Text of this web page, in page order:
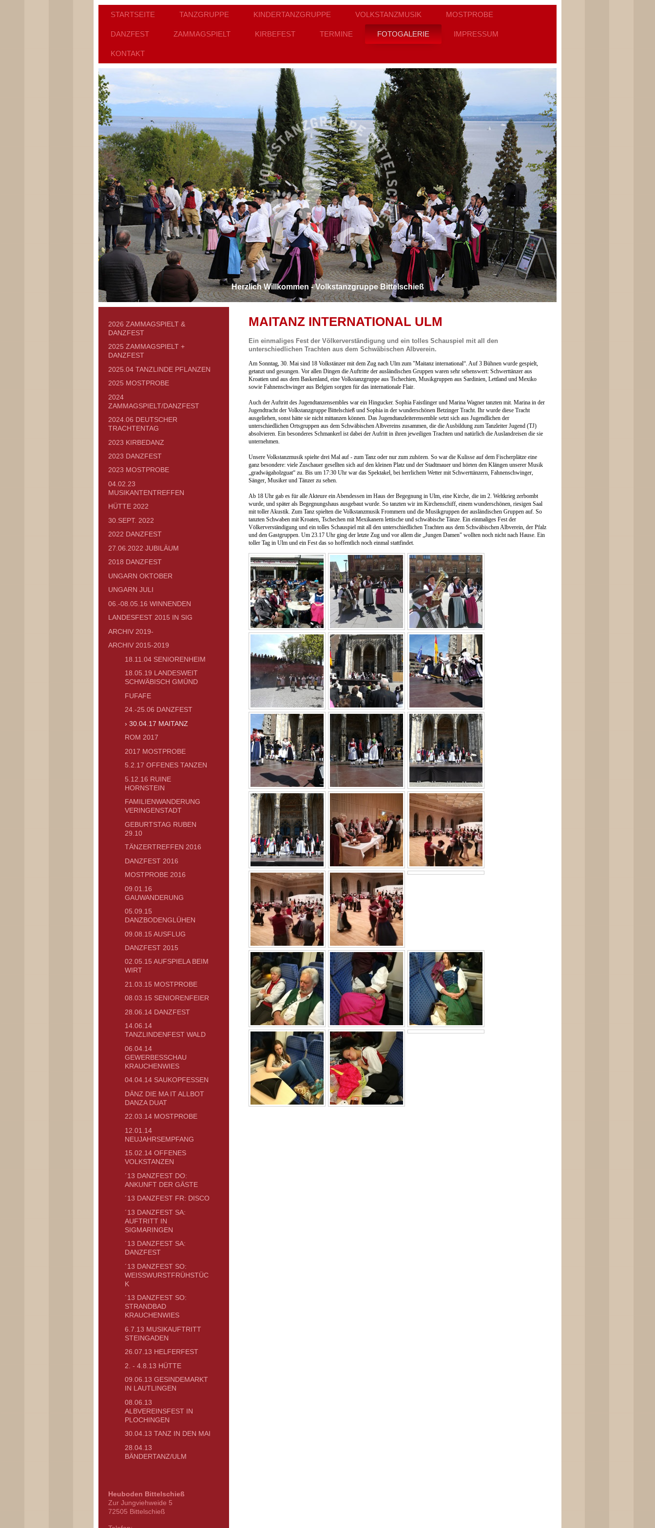
STARTSEITE TANZGRUPPE KINDERTANZGRUPPE VOLKSTANZMUSIK MOSTPROBE
DANZFEST ZAMMAGSPIELT KIRBEFEST TERMINE FOTOGALERIE IMPRESSUM
KONTAKT
Herzlich Willkommen - Volkstanzgruppe Bittelschieß
MAITANZ INTERNATIONAL ULM
Ein einmaliges Fest der Völkerverständigung und ein tolles Schauspiel mit all den
unterschiedlichen Trachten aus dem Schwäbischen Albverein.
Am Sonntag, 30. Mai sind 18 Volkstänzer mit dem Zug nach Ulm zum "Maitanz international“. Auf 3 Bühnen wurde gespielt,
getanzt und gesungen. Vor allen Dingen die Auftritte der ausländischen Gruppen waren sehr sehenswert: Schwerttänzer aus
Kroatien und aus dem Baskenland, eine Volkstanzgruppe aus Tschechien, Musikgruppen aus Sardinien, Lettland und Mexiko
sowie Fahnenschwinger aus Belgien sorgten für das internationale Flair.
Auch der Auftritt des Jugendtanzensembles war ein Hingucker. Sophia Faistlinger und Marina Wagner tanzten mit. Marina in der
Jugendtracht der Volkstanzgruppe Bittelschieß und Sophia in der wunderschönen Betzinger Tracht. Ihr wurde diese Tracht
ausgeliehen, sonst hätte sie nicht mittanzen können. Das Jugendtanzleiterensemble setzt sich aus Jugendlichen der
unterschiedlichen Ortsgruppen aus dem Schwäbischen Albvereins zusammen, die die Ausbildung zum Tanzleiter Jugend (TJ)
absolvieren. Ein besonderes Schmankerl ist dabei der Aufritt in ihren jeweiligen Trachten und natürlich die Auslandreisen die sie
unternehmen.
Unsere Volkstanzmusik spielte drei Mal auf - zum Tanz oder nur zum zuhören. So war die Kulisse auf dem Fischerplätze eine
ganz besondere: viele Zuschauer gesellten sich auf den kleinen Platz und der Stadtmauer und hörten den Klängen unserer Musik
„gradwägaholzguat“ zu. Bis um 17:30 Uhr war das Spektakel, bei herrlichem Wetter mit Schwerttänzern, Fahnenschwinger,
Sänger, Musiker und Tänzer zu sehen.
Ab 18 Uhr gab es für alle Akteure ein Abendessen im Haus der Begegnung in Ulm, eine Kirche, die im 2. Weltkrieg zerbombt
wurde, und später als Begegnungshaus ausgebaut wurde. So tanzten wir im Kirchenschiff, einem wunderschönen, riesigen Saal
mit toller Akustik. Zum Tanz spielten die Volkstanzmusik Frommern und die Musikgruppen der ausländischen Gruppen auf. So
tanzten Schwaben mit Kroaten, Tschechen mit Mexikanern lettische und schwäbische Tänze. Ein einmaliges Fest der
Völkerverständigung und ein tolles Schauspiel mit all den unterschiedlichen Trachten aus dem Schwäbischen Albverein, der Pfalz
und den Gastgruppen. Um 23.17 Uhr ging der letzte Zug und vor allem die „Jungen Damen" wollten noch nicht nach Hause. Ein
toller Tag in Ulm und ein Fest das so hoffentlich noch einmal stattfindet.
2026 ZAMMAGSPIELT &
DANZFEST
2025 ZAMMAGSPIELT +
DANZFEST
2025.04 TANZLINDE PFLANZEN
2025 MOSTPROBE
2024
ZAMMAGSPIELT/DANZFEST
2024.06 DEUTSCHER
TRACHTENTAG
2023 KIRBEDANZ
2023 DANZFEST
2023 MOSTPROBE
04.02.23
MUSIKANTENTREFFEN
HÜTTE 2022
30.SEPT. 2022
2022 DANZFEST
27.06.2022 JUBILÄUM
2018 DANZFEST
UNGARN OKTOBER
UNGARN JULI
06.-08.05.16 WINNENDEN
LANDESFEST 2015 IN SIG
ARCHIV 2019-
ARCHIV 2015-2019
18.11.04 SENIORENHEIM
18.05.19 LANDESWEIT
SCHWÄBISCH GMÜND
FUFAFE
24.-25.06 DANZFEST
30.04.17 MAITANZ
ROM 2017
2017 MOSTPROBE
5.2.17 OFFENES TANZEN
5.12.16 RUINE
HORNSTEIN
FAMILIENWANDERUNG
VERINGENSTADT
GEBURTSTAG RUBEN
29.10
TÄNZERTREFFEN 2016
DANZFEST 2016
MOSTPROBE 2016
09.01.16
GAUWANDERUNG
05.09.15
DANZBODENGLÜHEN
09.08.15 AUSFLUG
DANZFEST 2015
02.05.15 AUFSPIELA BEIM
WIRT
21.03.15 MOSTPROBE
08.03.15 SENIORENFEIER
28.06.14 DANZFEST
14.06.14
TANZLINDENFEST WALD
06.04.14
GEWERBESSCHAU
KRAUCHENWIES
04.04.14 SAUKOPFESSEN
DÄNZ DIE MA IT ALLBOT
DANZA DUAT
22.03.14 MOSTPROBE
12.01.14
NEUJAHRSEMPFANG
15.02.14 OFFENES
VOLKSTANZEN
´13 DANZFEST DO:
ANKUNFT DER GÄSTE
´13 DANZFEST FR: DISCO
´13 DANZFEST SA:
AUFTRITT IN
SIGMARINGEN
´13 DANZFEST SA:
DANZFEST
´13 DANZFEST SO:
WEISSWURSTFRÜHSTÜCK
´13 DANZFEST SO:
STRANDBAD
KRAUCHENWIES
6.7.13 MUSIKAUFTRITT
STEINGADEN
26.07.13 HELFERFEST
2. - 4.8.13 HÜTTE
09.06.13 GESINDEMARKT
IN LAUTLINGEN
08.06.13
ALBVEREINSFEST IN
PLOCHINGEN
30.04.13 TANZ IN DEN MAI
28.04.13
BÄNDERTANZ/ULM
Heuboden Bittelschieß
Zur Jungviehweide 5
72505 Bittelschieß